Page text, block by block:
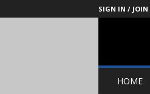
SIGN IN / JOIN
Management
SocietyHOME